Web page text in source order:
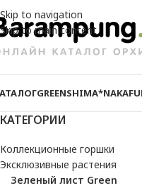
Skip to navigation
Skip to main content
GREENSHIMA*NAKAFU
КАТЕГОРИИ
Коллекционные горшки
Эксклюзивные растения
Зеленый лист Green